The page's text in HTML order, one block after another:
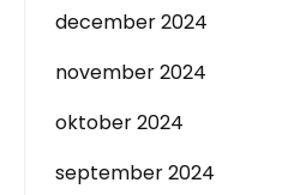
december 2024
november 2024
oktober 2024
september 2024